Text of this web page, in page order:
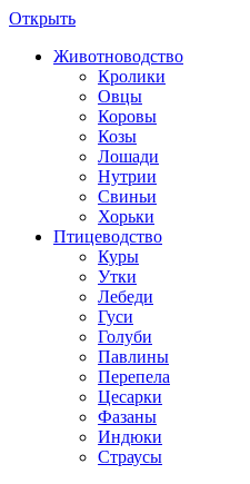
Открыть
Животноводство
Кролики
Овцы
Коровы
Козы
Лошади
Нутрии
Свиньи
Хорьки
Птицеводство
Куры
Утки
Лебеди
Гуси
Голуби
Павлины
Перепела
Цесарки
Фазаны
Индюки
Страусы